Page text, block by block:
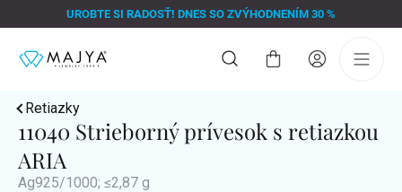
na
UROBTE SI RADOSŤ! DNES SO ZVÝHODNENÍM 30 %
Nákupný
Retiazky
11040 Strieborný prívesok s retiazkou
ARIA
Ag925/1000; ≤2,87 g